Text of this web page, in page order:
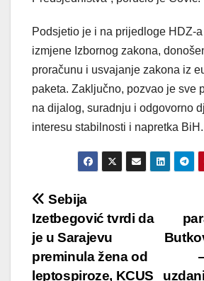
Podsjetio je i na prijedloge HDZ-
izmjene Izbornog zakona,
proračunu i usvajanje zakona iz
paketa. Zaključno, pozvao je sve
na dijalog, suradnju i odgovorno
interesu stabilnosti i napretka BiH.
Post
navigation
Sebija
Izetbegović tvrdi da
je u Sarajevu
preminula žena od
leptospiroze, KCUS